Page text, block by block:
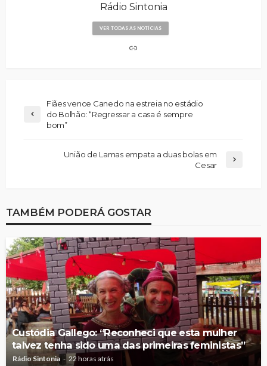
Rádio Sintonia
VER TODAS AS NOTÍCIAS
Fiães vence Canedo na estreia no estádio
do Bolhão: “Regressar a casa é sempre
bom”
União de Lamas empata a duas bolas em
Cesar
TAMBÉM PODERÁ GOSTAR
Custódia Gallego: “Reconheci que esta mulher
talvez tenha sido uma das primeiras feministas”
Rádio Sintonia 22 horas atrás